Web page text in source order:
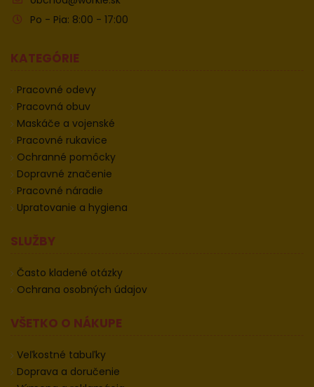
Po - Pia: 8:00 - 17:00
KATEGÓRIE
Pracovné odevy
Pracovná obuv
Maskáče a vojenské
Pracovné rukavice
Ochranné pomôcky
Dopravné značenie
Pracovné náradie
Upratovanie a hygiena
SLUŽBY
Často kladené otázky
Ochrana osobných údajov
VŠETKO O NÁKUPE
Veľkostné tabuľky
Doprava a doručenie